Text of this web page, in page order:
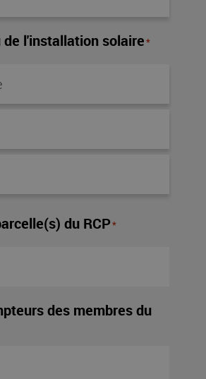
de l'installation solaire*
du RCP*
des membres du